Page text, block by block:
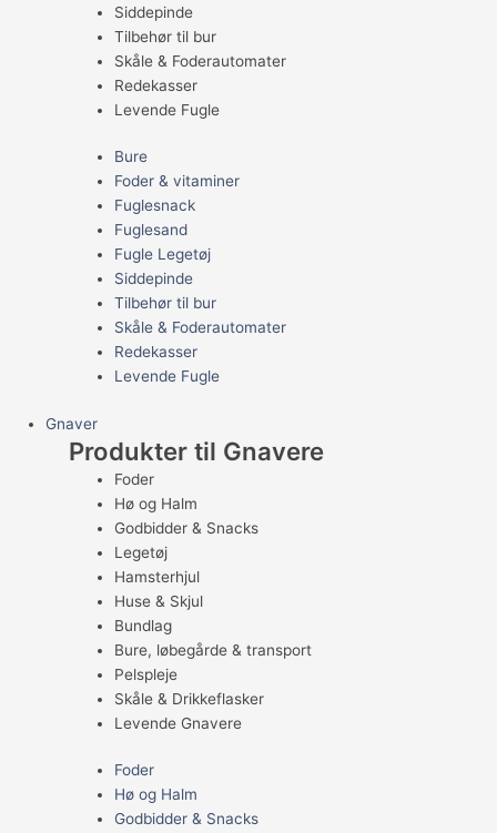
Siddepinde
Tilbehør til bur
Skåle & Foderautomater
Redekasser
Levende Fugle
Bure
Foder & vitaminer
Fuglesnack
Fuglesand
Fugle Legetøj
Siddepinde
Tilbehør til bur
Skåle & Foderautomater
Redekasser
Levende Fugle
Gnaver
Produkter til Gnavere
Foder
Hø og Halm
Godbidder & Snacks
Legetøj
Hamsterhjul
Huse & Skjul
Bundlag
Bure, løbegårde & transport
Pelspleje
Skåle & Drikkeflasker
Levende Gnavere
Foder
Hø og Halm
Godbidder & Snacks